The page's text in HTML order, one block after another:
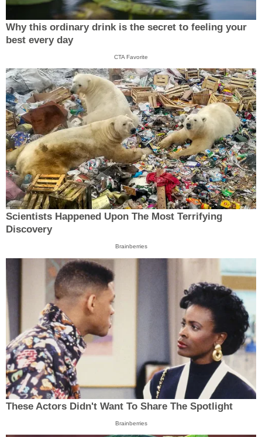
Why this ordinary drink is the secret to feeling your
best every day
CTA Favorite
Scientists Happened Upon The Most Terrifying
Discovery
Brainberries
These Actors Didn't Want To Share The Spotlight
Brainberries